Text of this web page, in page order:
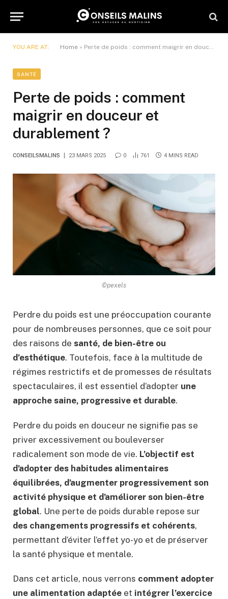
YOU ARE AT: Home » Perte de poids : comment maigrir en douceur et durablement ?
SANTÉ
Perte de poids : comment
maigrir en douceur et
durablement ?
CONSEILSMALINS 23 MARS 2025 0 761 4 MINS READ
©pexels
Perdre du poids est une préoccupation courante
pour de nombreuses personnes, que ce soit pour
des raisons de santé, de bien-être ou
d’esthétique. Toutefois, face à la multitude de
régimes restrictifs et de promesses de résultats
spectaculaires, il est essentiel d’adopter une
approche saine, progressive et durable.
Perdre du poids en douceur ne signifie pas se
priver excessivement ou bouleverser
radicalement son mode de vie. L’objectif est
d’adopter des habitudes alimentaires
équilibrées, d’augmenter progressivement son
activité physique et d’améliorer son bien-être
global. Une perte de poids durable repose sur
des changements progressifs et cohérents,
permettant d’éviter l’effet yo-yo et de préserver
la santé physique et mentale.
Dans cet article, nous verrons comment adopter
une alimentation adaptée et intégrer l’exercice